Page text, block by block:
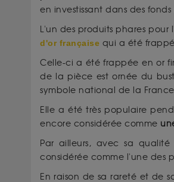
en investissant dans des
L'un des produits phares pour
d'or française qui a été
Celle-ci a été frappée en or
de la pièce est ornée du
symbole national de la
Elle a été très populaire
encore considérée comme
Par ailleurs, avec sa
considérée comme l'une des
En raison de sa rareté et de